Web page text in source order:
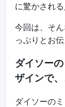
に驚かされる
今回は、そ
っぷりとお伝
ダイソー
ザインで
ダイソーの